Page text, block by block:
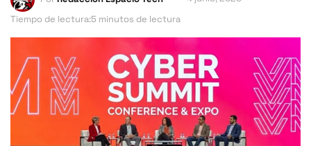
Tiempo de lectura:5 minutos de lectura